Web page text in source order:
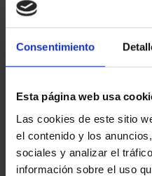
Consentimiento
Esta página web usa
Las cookies de este sitio
el contenido y los
sociales y analizar el
información sobre el uso
ORDENAR POR: